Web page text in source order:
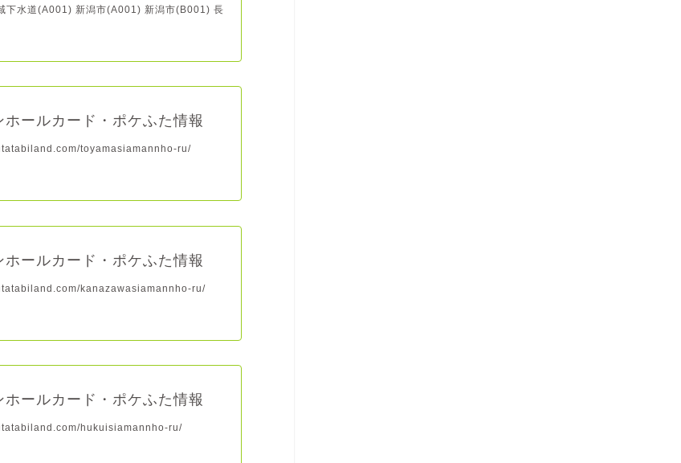
下水道(A001) 新潟市(A001) 新潟市(B001) 長
ホールカード・ポケふた情報
toyamasiamannho-ru/
ホールカード・ポケふた情報
kanazawasiamannho-ru/
ホールカード・ポケふた情報
hukuisiamannho-ru/